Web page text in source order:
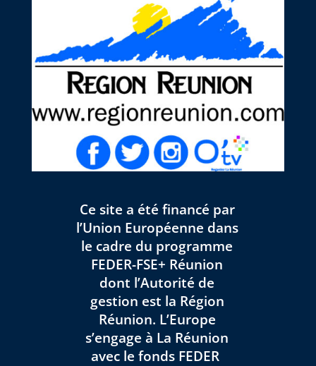
Ce site a été financé par
l’Union Européenne dans
le cadre du programme
FEDER-FSE+ Réunion
dont l’Autorité de
gestion est la Région
Réunion. L’Europe
s’engage à La Réunion
avec le fonds FEDER